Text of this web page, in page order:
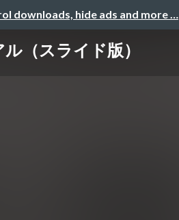
downloads, hide ads and more …
（スライド版）